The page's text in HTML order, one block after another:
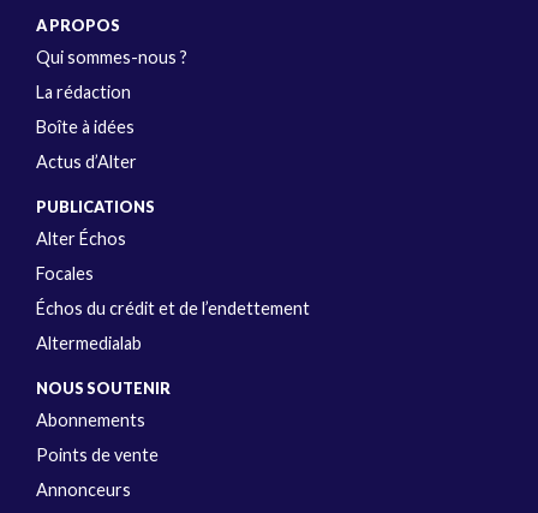
A PROPOS
Qui sommes-nous ?
La rédaction
Boîte à idées
Actus d’Alter
PUBLICATIONS
Alter Échos
Focales
Échos du crédit et de l’endettement
Altermedialab
NOUS SOUTENIR
Abonnements
Points de vente
Annonceurs